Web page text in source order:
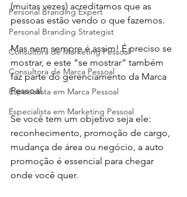
Personal Branding Expert
Personal Branding Strategist
Consultora de Marketing Pessoal
Consultora de Marca Pessoal
Especialista em Marca Pessoal
Especialista em Marketing Pessoal
(muitas vezes) acreditamos que as
pessoas estão vendo o que fazemos.⁣
Mas nem sempre é assim! É preciso se
mostrar, e este “se mostrar” também
faz parte do gerenciamento da Marca
Pessoal. ⁣
Se você tem um objetivo seja ele:
reconhecimento, promoção de cargo,
mudança de área ou negócio, a auto
promoção é essencial para chegar
onde você quer.⁣